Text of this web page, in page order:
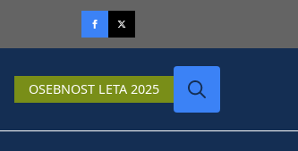
OSEBNOST LETA 2025